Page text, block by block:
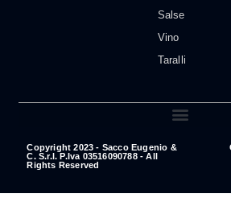
Salse
Vino
Taralli
Copyright 2023 - Sacco Eugenio &
C. S.r.l. P.Iva 03516090788 - All
Rights Reserved